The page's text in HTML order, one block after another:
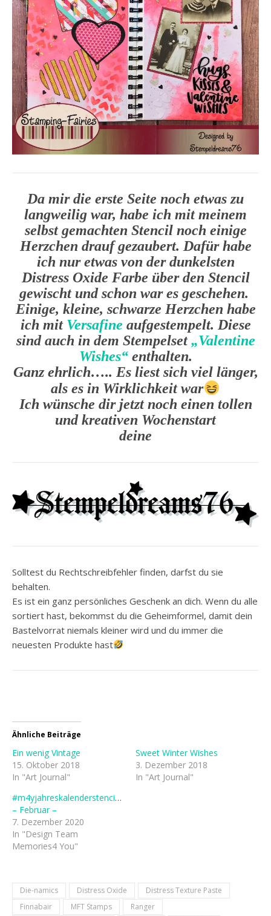
Da mir die erste Seite noch etwas zu
langweilig war, habe ich mit meinem
selbst gemachten Stencil noch einige
Herzchen drauf gezaubert. Dafür habe
ich nur etwas von der dunkelsten
Distress Oxide Farbe über den Stencil
gewischt und schon war es geschehen.
Einige, kleine, schwarze Herzchen habe
ich mit Versafine aufgestempelt. Diese
sind auch in dem Stempelset„Valentine
Wishes“enthalten.
Ganz ehrlich….. Es liest sich viel länger,
als es in Wirklichkeit war
Ich wünsche dir jetzt noch einen tollen
und kreativen Wochenstart
deine
Solltest du Rechtschreibfehler finden, darfst du sie
behalten.
Es ist ein ganz persönliches Geschenk an dich. Wenn du alle
sortiert hast, bekommst du die Geheimformel, damit dein
Bastelvorrat niemals kleiner wird und du immer die
neuesten Produkte hast
Ähnliche Beiträge
Ein wenig Vintage
15. Oktober 2018
In "Art Journal"
Sweet Winter Wishes
3. Dezember 2018
In "Art Journal"
#m4yjahreskalenderstencil2020
– Februar –
7. Dezember 2020
In "Design Team
Memories4 You"
Die-namics Distress Oxide
Distress Texture Paste
Finnabair
MFT Stamps
Ranger